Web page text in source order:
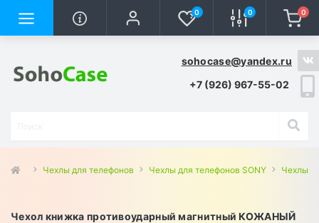
0 0 0
sohocase@yandex.ru
+7 (926) 967-55-02
Чехлы для телефонов Чехлы для телефонов SONY Чехлы
Чехол книжка противоударный магнитный КОЖАНЫЙ